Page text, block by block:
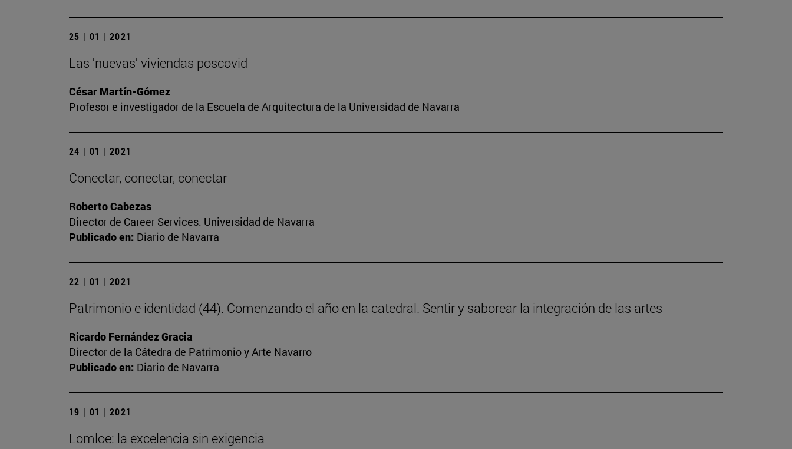
25 | 01 | 2021
Las 'nuevas' viviendas poscovid
César Martín-Gómez
Profesor e investigador de la Escuela de Arquitectura de la Universidad de Navarra
24 | 01 | 2021
Conectar, conectar, conectar
Roberto Cabezas
Director de Career Services. Universidad de Navarra
Publicado en: Diario de Navarra
22 | 01 | 2021
Patrimonio e identidad (44). Comenzando el año en la catedral. Sentir y saborear la integración de las artes
Ricardo Fernández Gracia
Director de la Cátedra de Patrimonio y Arte Navarro
Publicado en: Diario de Navarra
19 | 01 | 2021
Lomloe: la excelencia sin exigencia